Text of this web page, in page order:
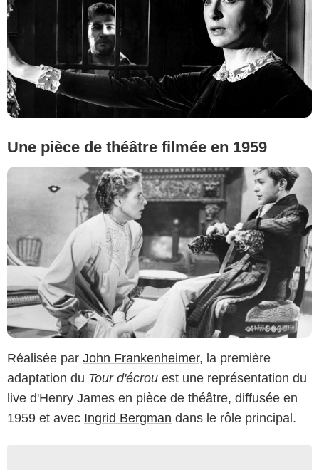
Une pièce de théâtre filmée en 1959
Réalisée par John Frankenheimer, la première
adaptation du Tour d'écrou est une représentation du
live d'Henry James en pièce de théâtre, diffusée en
1959 et avec Ingrid Bergman dans le rôle principal.